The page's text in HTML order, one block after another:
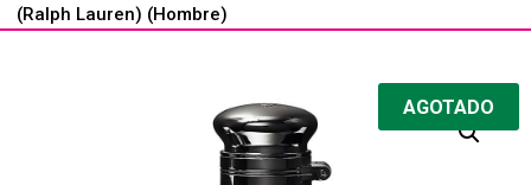
(Ralph Lauren) (Hombre)
AGOTADO